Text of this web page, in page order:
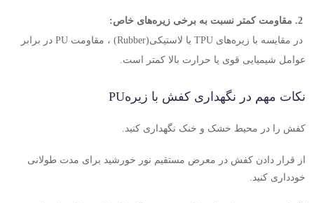
.2 مقاومت کمتر نسبت به برخی زیره‌های خاص:
در مقایسه با زیره‌های TPU یا لاستیکی(Rubber) ، مقاومت PU در برابر
عوامل شیمیایی قوی یا حرارت بالا کمتر است.
نکات مهم در نگهداری کفش با زیرهPU
کفش را در محیط خشک و خنک نگهداری کنید.
از قرار دادن کفش در معرض مستقیم نور خورشید برای مدت طولانی
خودداری کنید.